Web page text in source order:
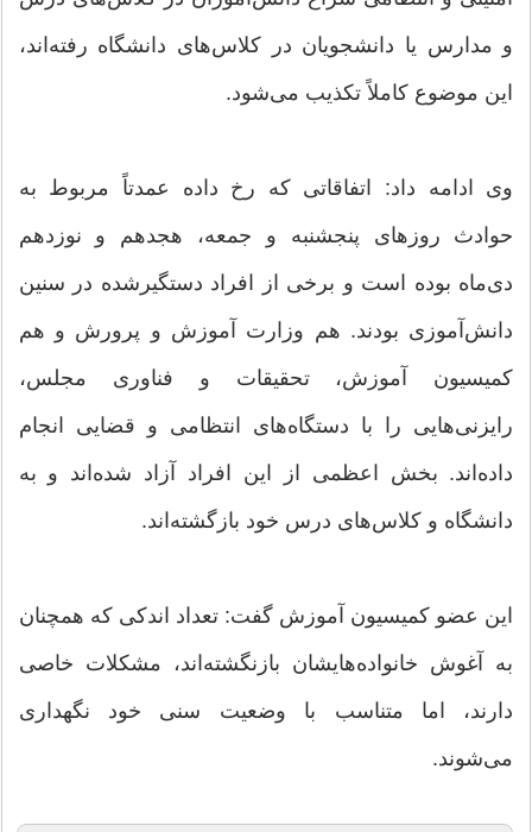
و مدارس یا دانشجویان در کلاس‌های دانشگاه رفته‌اند،
این موضوع کاملاً تکذیب می‌شود.
وی ادامه داد: اتفاقاتی که رخ داده عمدتاً مربوط به
حوادث روزهای پنجشنبه و جمعه، هجدهم و نوزدهم
دی‌ماه بوده است و برخی از افراد دستگیرشده در سنین
دانش‌آموزی بودند. هم وزارت آموزش و پرورش و هم
کمیسیون آموزش، تحقیقات و فناوری مجلس،
رایزنی‌هایی را با دستگاه‌های انتظامی و قضایی انجام
داده‌اند. بخش اعظمی از این افراد آزاد شده‌اند و به
دانشگاه و کلاس‌های درس خود بازگشته‌اند.
این عضو کمیسیون آموزش گفت: تعداد اندکی که همچنان
به آغوش خانواده‌هایشان بازنگشته‌اند، مشکلات خاصی
دارند، اما متناسب با وضعیت سنی خود نگهداری
می‌شوند.